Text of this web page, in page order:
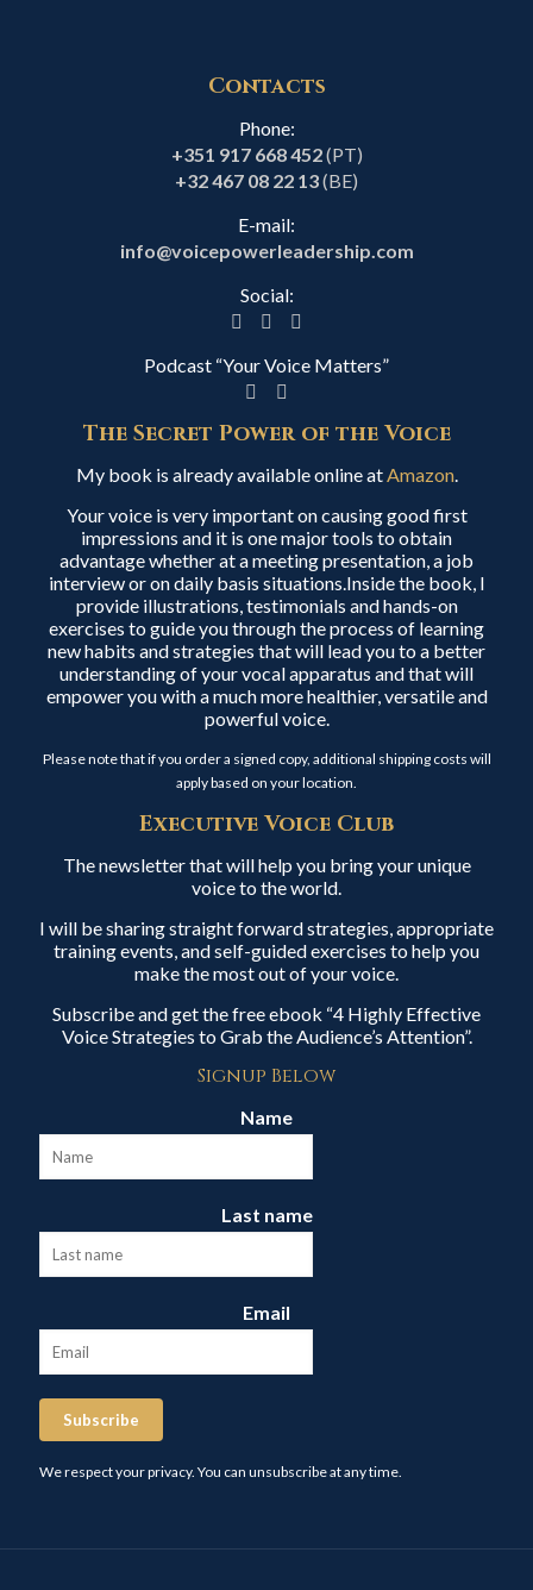
Contacts
Phone:
+351 917 668 452(PT)
+32 467 08 22 13(BE)
E-mail:
info@voicepowerleadership.com
Social:
Podcast “Your Voice Matters”
The Secret Power of the Voice
My book is already available online atAmazon.
Your voice is very important on causing good first
impressions and it is one major tools to obtain
advantage whether at a meeting presentation, a job
interview or on daily basis situations.Inside the book, I
provide illustrations, testimonials and hands-on
exercises to guide you through the process of learning
new habits and strategies that will lead you to a better
understanding of your vocal apparatus and that will
empower you with a much more healthier, versatile and
powerful voice.
Please note that if you order a signed copy, additional shipping costs will
apply based on your location.
Executive Voice Club
The newsletter that will help you bring your unique
voice to the world.
I will be sharing straight forward strategies, appropriate
training events, and self-guided exercises to help you
make the most out of your voice.
Subscribe and get the free ebook “4 Highly Effective
Voice Strategies to Grab the Audience’s Attention”.
Signup Below
Name
Last name
Email
Subscribe
We respect your privacy. You can unsubscribe at any time.